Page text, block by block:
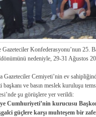
Gazeteciler Konfederasyonu’nun 25.
nedeniyle, 29-31 Ağustos
Gazeteciler Cemiyeti’nin ev
başkanı ve basın meslek kuruluşu
şu görüşlere yer verildi:
Cumhuriyeti’nin kurucusu
güçlere karşı muhteşem bir